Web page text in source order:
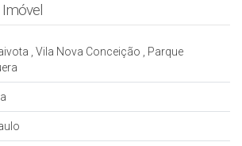
, Vila Nova Conceição , Parque